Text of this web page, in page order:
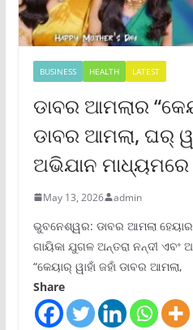
BUSINESS HEALTH LATEST
ଡାବର ଆମଲାର
ଡାବର ଆମଲା, ଘର୍
ଅଭିଯାନ ମାଧ୍ୟମରେ
May 13, 2026 admin
ଭୁବନେଶ୍ୱର: ଡାବର ଆମଲା
ଗାୟିକା ଯୁଗଳ ଅନ୍ତରା ନନ୍ଦୀ ଏବଂ
“କେୟାର୍ ୱାହାଁ ଜହାଁ ଡାବର ଆମଲା,
Share